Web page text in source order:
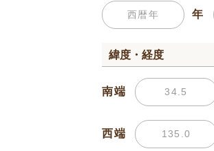
年
緯度・経度
南端
西端